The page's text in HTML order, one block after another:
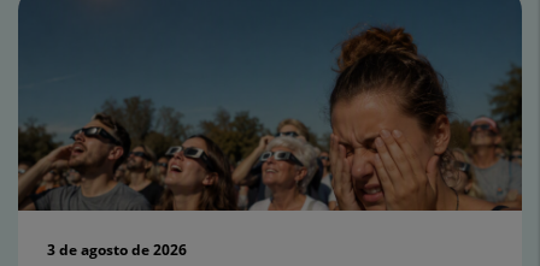
3 de agosto de 2026